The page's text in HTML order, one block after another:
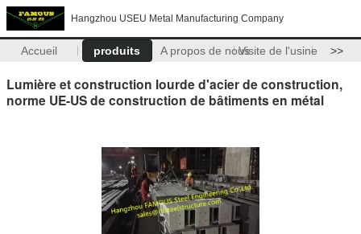
Hangzhou USEU Metal Manufacturing Company
Accueil produits A propos de nousVisite de l'usine >>
Lumière et construction lourde d'acier de construction,
norme UE-US de construction de bâtiments en métal